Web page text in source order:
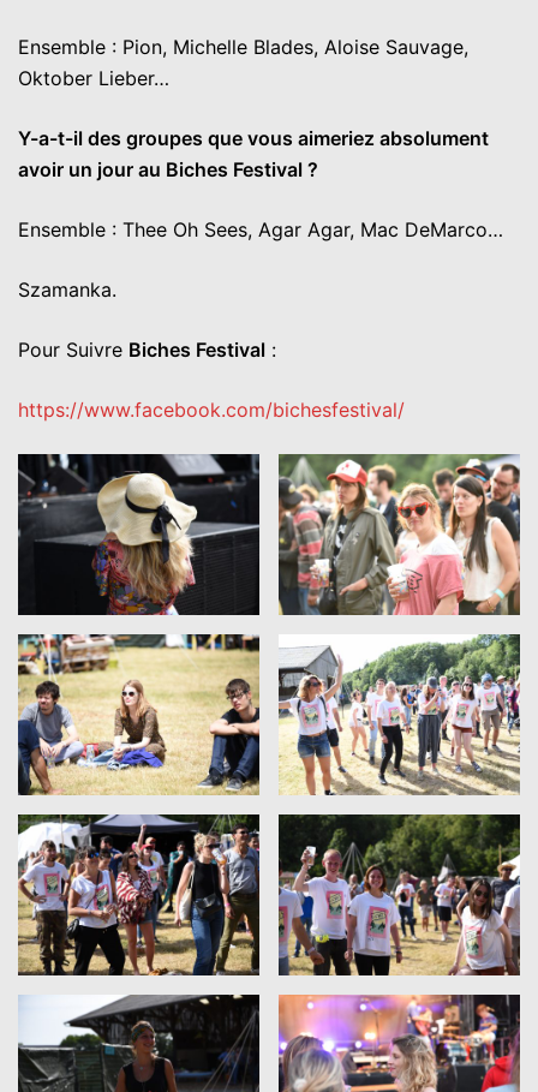
Ensemble : Pion, Michelle Blades, Aloise Sauvage,
Oktober Lieber…
Y-a-t-il des groupes que vous aimeriez absolument
avoir un jour au Biches Festival ?
Ensemble : Thee Oh Sees, Agar Agar, Mac DeMarco…
Szamanka.
Pour Suivre Biches Festival :
https://www.facebook.com/bichesfestival/